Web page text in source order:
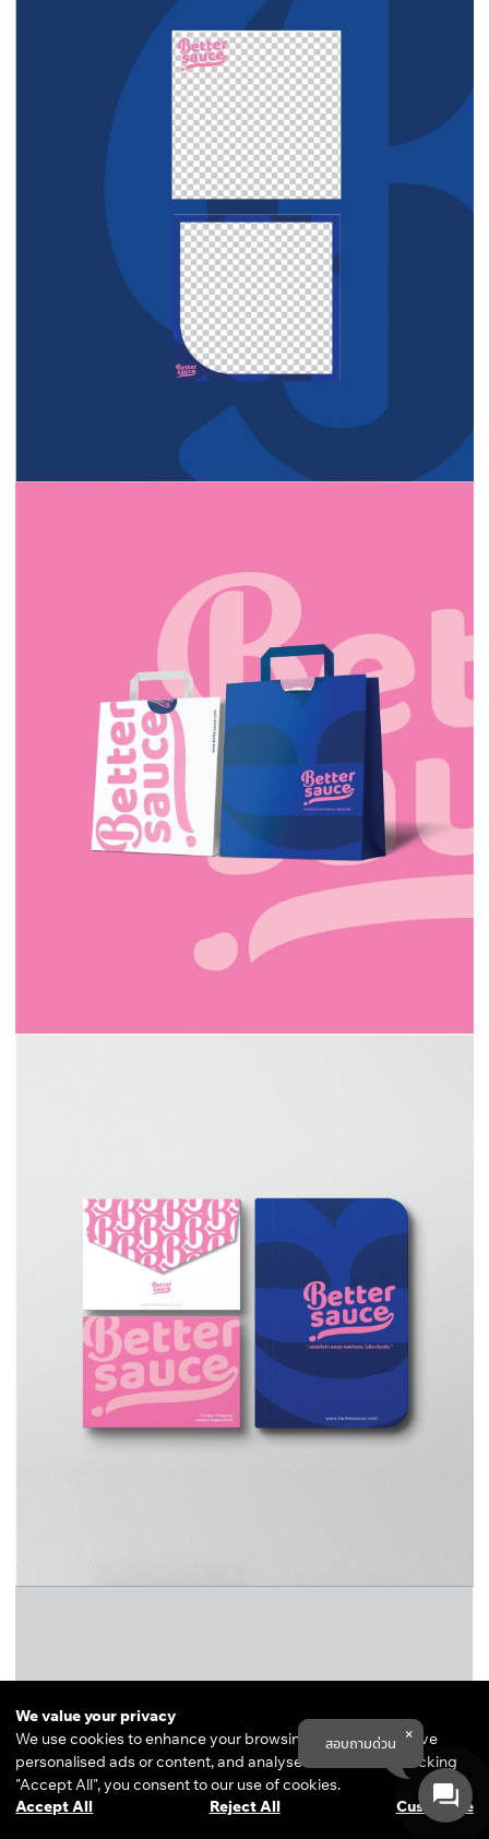
We value your privacy
We use cookies to enhance your browsing experience, serve
personalised ads or content, and analyse our traffic. By clicking
"Accept All", you consent to our use of cookies.
Customise
Reject All
Accept All
สอบถามด่วน